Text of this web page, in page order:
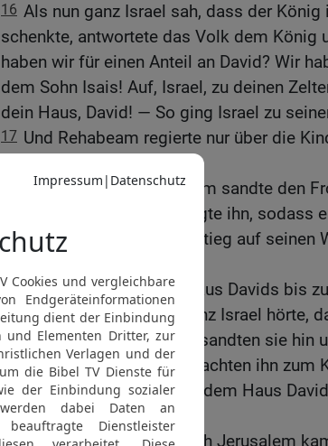
16 Als nun ganz Israel sah, dass der König
schenkte, antwortete das Volk dem König
haben wir für einen Anteil an David? Wir
dem Sohn Isais! Auf, Israel, zu deinen
dein Haus, David! — So ging Israel zu
17 Und Rehabeam regierte nur über die
Und der König Rehabeam sandte den
hin, aber ganz Israel steinigte ihn, sodass
Rehabeam aber eilte und stieg auf seinen
19 So fiel Israel ab vom Haus Davids bis
20 Und es geschah, als ganz Israel hörte,
zurückgekommen war, da sandten sie hin
Volksversammlung und machten ihn zum
Israel, und niemand folgte dem Haus
Stamm Juda.
21 Als aber Rehabeam nach Jerusalem